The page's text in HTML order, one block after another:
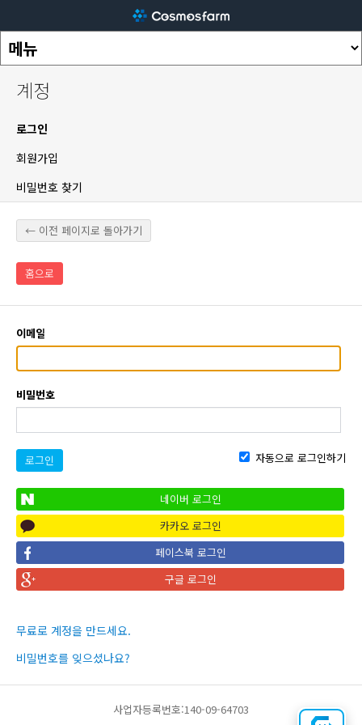
계정
로그인
회원가입
비밀번호 찾기
← 이전 페이지로 돌아가기
홈으로
이메일
비밀번호
로그인 자동으로 로그인하기
네이버 로그인
카카오 로그인
페이스북 로그인
구글 로그인
무료로 계정을 만드세요.
비밀번호를 잊으셨나요?
사업자등록번호:140-09-64703